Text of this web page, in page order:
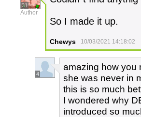
31
Author
So I made it up.
Chewys 10/03/2021 14:18:02
4
amazing how you
she was never in
this is so much
I wondered why
introduced so